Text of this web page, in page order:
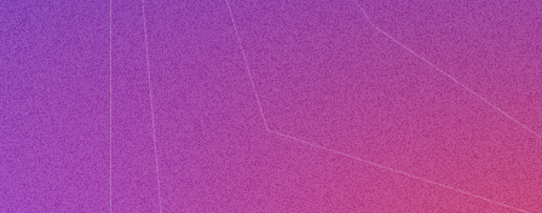
Ми надіслали email з підтвердженням на адресу, яку ви
використали для реєстрації. Якщо ви хочете
отримувати апдейти щодо вебінару і сповіщення про
початок прямої трансляції, будь ласка, підпишіться,
використовуючи месенджер.
Telegram